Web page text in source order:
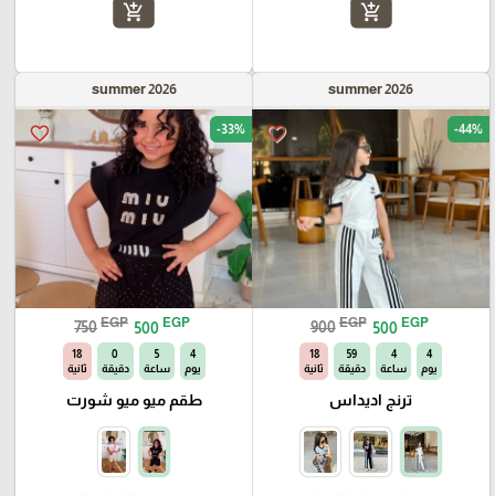
add_shopping_cart
add_shopping_cart
summer 2026
favorite_border -44%
900 EGP 500 EGP
4
يوم
4
ساعة
59
دقيقة
17
ثانية
ترنج اديداس
summer 2026
favorite_border -33%
750 EGP 500 EGP
4
يوم
5
ساعة
0
دقيقة
17
ثانية
طقم ميو ميو شورت